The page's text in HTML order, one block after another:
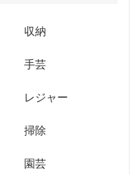
収納
手芸
レジャー
掃除
園芸